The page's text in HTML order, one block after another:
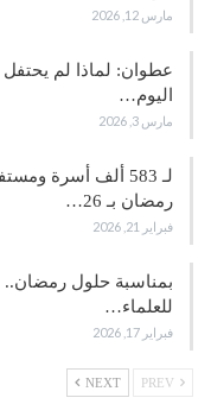
مارس 12, 2026
عطوان: لماذا لم يحتفل
اليوم…
مارس 3, 2026
لـ 583 ألف أسرة
رمضان بـ 26…
فبراير 21, 2026
بمناسبة حلول رمضان..
للعلماء…
فبراير 17, 2026
NEXT